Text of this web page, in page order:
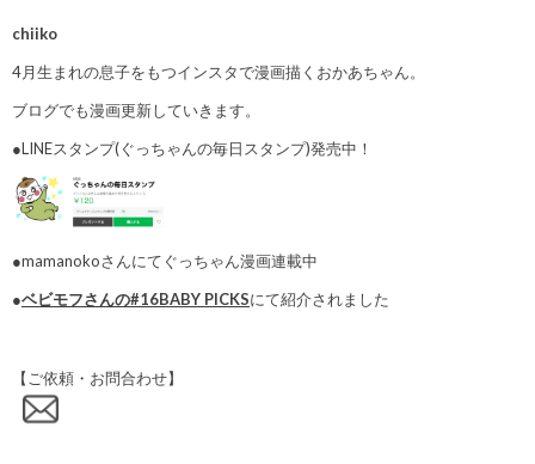
chiiko
4月生まれの息子をもつインスタで漫画描くおかあちゃん。
ブログでも漫画更新していきます。
●LINEスタンプ(ぐっちゃんの毎日スタンプ)発売中！
●mamanokoさんにてぐっちゃん漫画連載中
●ベビモフさんの#16BABY PICKSにて紹介されました
【ご依頼・お問合わせ】